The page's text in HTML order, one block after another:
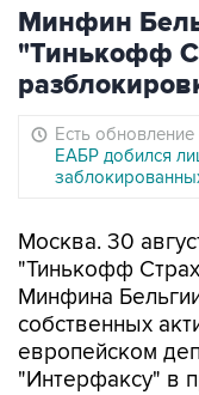
Минфин
"Тинькофф
Есть обновление
ЕАБР добился
Москва. 30
"Тинькофф
Минфина
собственных
европейском
"Интерфаксу" в